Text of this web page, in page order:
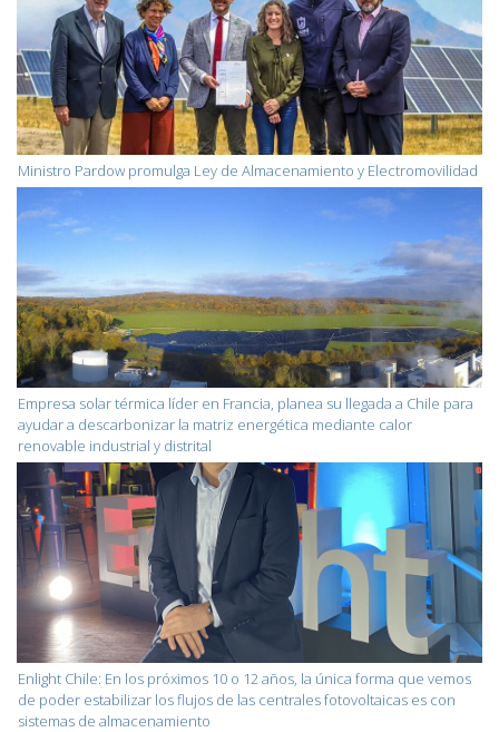
Ministro Pardow promulga Ley de Almacenamiento y Electromovilidad
Empresa solar térmica líder en Francia, planea su llegada a Chile para
ayudar a descarbonizar la matriz energética mediante calor
renovable industrial y distrital
Enlight Chile: En los próximos 10 o 12 años, la única forma que vemos
de poder estabilizar los flujos de las centrales fotovoltaicas es con
sistemas de almacenamiento